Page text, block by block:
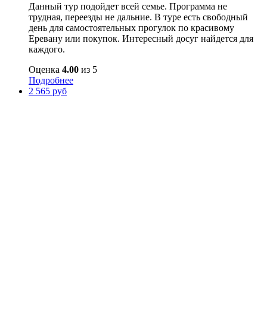
Данный тур подойдет всей семье. Программа не
трудная, переезды не дальние. В туре есть свободный
день для самостоятельных прогулок по красивому
Еревану или покупок. Интересный досуг найдется для
каждого.
Оценка 4.00 из 5
Подробнее
2 565 руб